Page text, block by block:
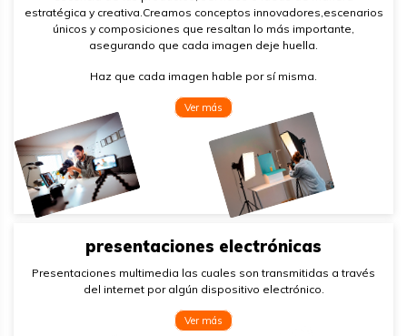
estratégica y creativa.Creamos conceptos innovadores,escenarios
únicos y composiciones que resaltan lo más importante,
asegurando que cada imagen deje huella.
Haz que cada imagen hable por sí misma.
Ver más
presentaciones electrónicas
Presentaciones multimedia las cuales son transmitidas a través
del internet por algún dispositivo electrónico.
Ver más